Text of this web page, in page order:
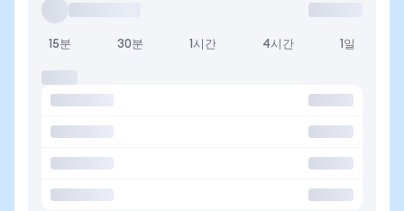
15분 30분 1시간 4시간 1일